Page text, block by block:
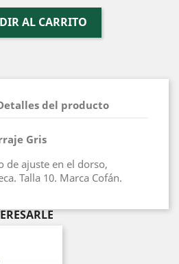
AL CARRITO
del producto
Gris
de ajuste en el dorso,
Talla 10. Marca Cofán.